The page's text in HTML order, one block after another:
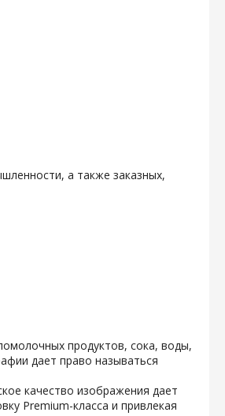
а также заказных,
продуктов, сока, воды,
дает право называться
качество изображения дает
Premium-класса и привлекая